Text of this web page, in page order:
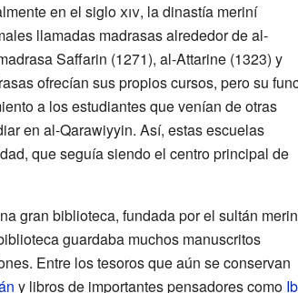
en el sigloxiv, la dinastía meriní
llamadas madrasas alrededor de al-
Saffarin (1271), al-Attarine (1323) y
ofrecían sus propios cursos, pero su
a los estudiantes que venían de otras
en al-Qarawiyyin. Así, estas escuelas
que seguía siendo el centro principal de
gran biblioteca, fundada por el sultán
guardaba muchos manuscritos
Entre los tesoros que aún se conservan
y libros de importantes pensadores como